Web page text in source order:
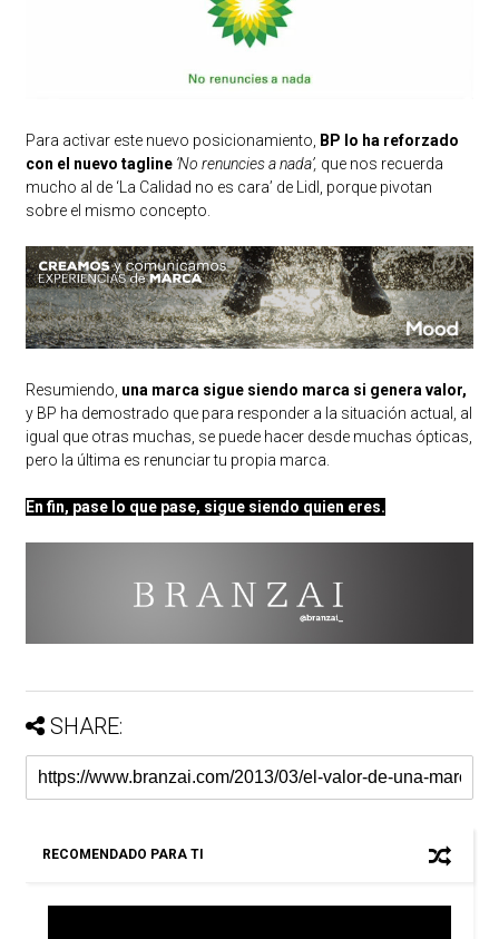
Para activar este nuevo posicionamiento, BP lo ha reforzado
con el nuevo tagline ‘No renuncies a nada’, que nos recuerda
mucho al de ‘La Calidad no es cara’ de Lidl, porque pivotan
sobre el mismo concepto.
Resumiendo, una marca sigue siendo marca si genera valor,
y BP ha demostrado que para responder a la situación actual, al
igual que otras muchas, se puede hacer desde muchas ópticas,
pero la última es renunciar tu propia marca.
En fin, pase lo que pase, sigue siendo quien eres.
SHARE:
RECOMENDADO PARA TI